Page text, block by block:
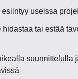
esiintyy useissa
hidastaa tai estää
suunnittelulla